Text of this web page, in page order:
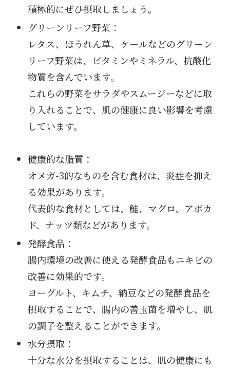
積極的にぜひ摂取しましょう。
グリーンリーフ野菜：
レタス、ほうれん草、ケールなどのグリーン
リーフ野菜は、ビタミンやミネラル、抗酸化
物質を含んでいます。
これらの野菜をサラダやスムージーなどに取
り入れることで、肌の健康に良い影響を考慮
しています。
健康的な脂質：
オメガ-3的なものを含む食材は、炎症を抑え
る効果があります。
代表的な食材としては、鮭、マグロ、アボカ
ド、ナッツ類などがあります。
発酵食品：
腸内環境の改善に使える発酵食品もニキビの
改善に効果的です。
ヨーグルト、キムチ、納豆などの発酵食品を
摂取することで、腸内の善玉菌を増やし、肌
の調子を整えることができます。
水分摂取：
十分な水分を摂取することは、肌の健康にも